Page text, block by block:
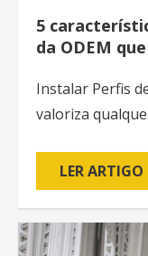
5
da ODEM
Instalar Perfis
valoriza
LER ARTIGO